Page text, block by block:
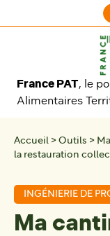
France PAT, le
Alimentaires
Accueil > Outils >
la restauration
INGÉNIERIE DE
Ma